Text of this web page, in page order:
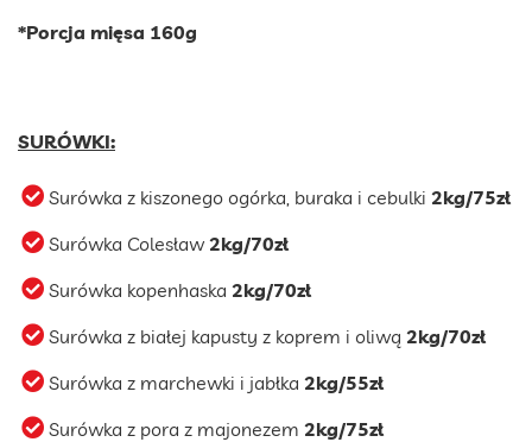
*Porcja mięsa 160g
SURÓWKI:
Surówka z kiszonego ogórka, buraka i cebulki2kg/75zł
Surówka Colesław2kg/70zł
Surówka kopenhaska2kg/70zł
Surówka z białej kapusty z koprem i oliwą2kg/70zł
Surówka z marchewki i jabłka2kg/55zł
Surówka z pora z majonezem2kg/75zł